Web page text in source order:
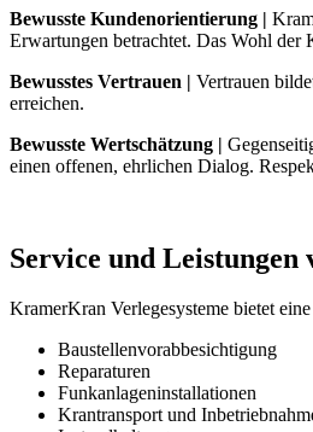
Bewusste Kundenorientierung |
Erwartungen betrachtet. Das Wohl der
Bewusstes Vertrauen | Vertrauen
erreichen.
Bewusste Wertschätzung |
einen offenen, ehrlichen Dialog.
Service und
KramerKran Verlegesysteme bietet
Baustellenvorabbesichtigung
Reparaturen
Funkanlageninstallationen
Krantransport und